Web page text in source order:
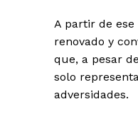
A partir de
renovado y
que, a pesar
solo
adversidades.